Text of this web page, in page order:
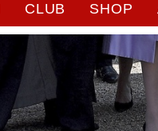
CLUB SHOP